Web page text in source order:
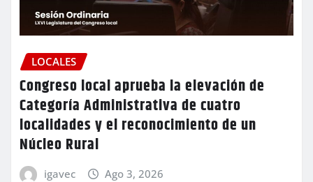
LOCALES
Congreso local aprueba la elevación de
Categoría Administrativa de cuatro
localidades y el reconocimiento de un
Núcleo Rural
igavec Ago 3, 2026